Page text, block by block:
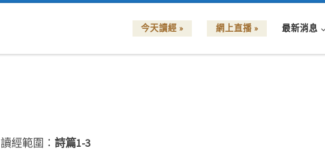
今天讀經 » 網上直播 » 最新消息
讀經範圍： 詩篇1-3